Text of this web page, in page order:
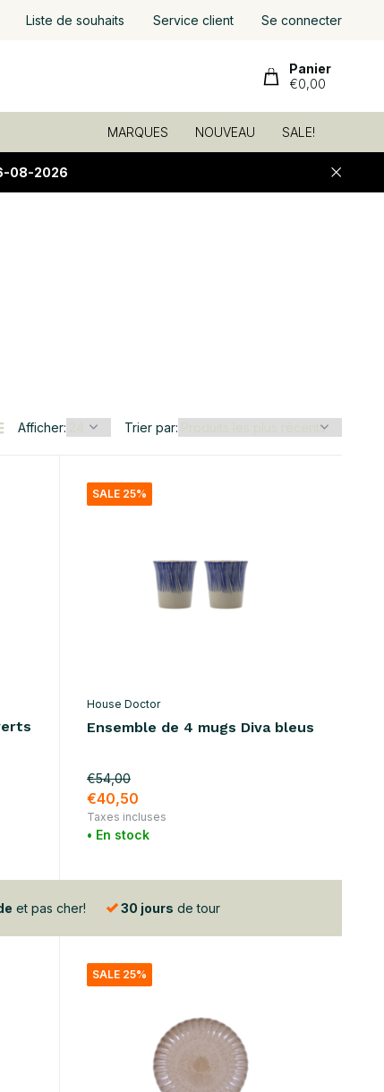
Liste de souhaits Service client Se connecter
Panier
€0,00
MARQUES NOUVEAU SALE!
08-2026
Afficher: Trier par:
SALE 25%
House Doctor
Ensemble de 4 mugs Diva bleus
€54,00
€40,50
Taxes incluses
• En stock
et pas cher! 30 jours de tour
SALE 25%